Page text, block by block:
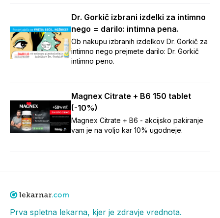
Dr. Gorkič izbrani izdelki za intimno
nego = darilo: intimna pena.
Ob nakupu izbranih izdelkov Dr. Gorkič za
intimno nego prejmete darilo: Dr. Gorkič
intimno peno.
Magnex Citrate + B6 150 tablet
(-10%)
Magnex Citrate + B6 - akcijsko pakiranje
vam je na voljo kar 10% ugodneje.
Prva spletna lekarna, kjer je zdravje vrednota.